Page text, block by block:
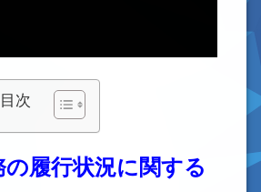
次
の履行状況に関する